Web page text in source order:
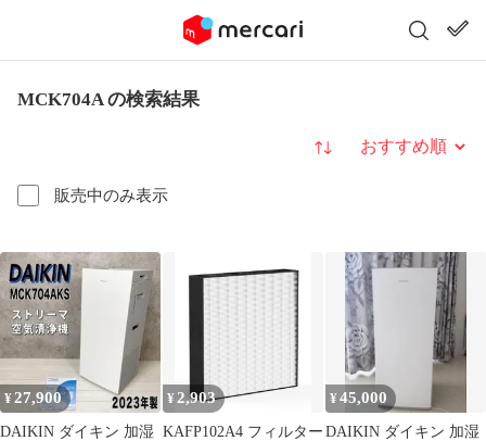
MCK704A の検索結果
販売中のみ表示
並び替え
¥27,900
DAIKIN ダイキン 加湿
¥2,903
KAFP102A4 フィルター
¥45,000
DAIKIN ダイキン 加湿